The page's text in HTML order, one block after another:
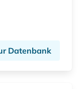
Datenbank